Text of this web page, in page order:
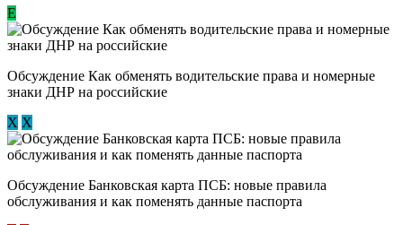
E
Обсуждение ​Как обменять водительские права и номерные
знаки ДНР на российские
Х Х
Обсуждение ​Банковская карта ПСБ: новые правила
обслуживания и как поменять данные паспорта